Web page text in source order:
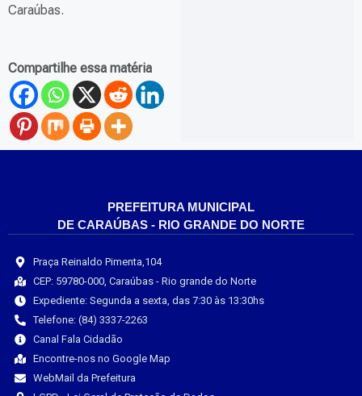
Caraúbas.
Compartilhe essa matéria
PREFEITURA MUNICIPAL
DE CARAÚBAS - RIO GRANDE DO NORTE
Praça Reinaldo Pimenta,104
CEP: 59780-000, Caraúbas - Rio grande do Norte
Expediente: Segunda a sexta, das 7:30 às 13:30hs
Telefone: (84) 3337-2263
Canal Fala Cidadão
Encontre-nos no Google Map
WebMail da Prefeitura